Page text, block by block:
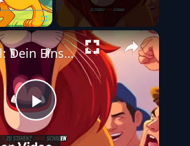
Fullscreen
Play
Football: Dein Einstieg ins Abenteuer